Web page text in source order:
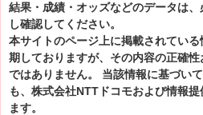
結果・成績・オッズなどのデータは
し確認してください。
本サイトのページ上に掲載されてい
期しておりますが、その内容の正確
ではありません。 当該情報に基づい
も、株式会社NTTドコモおよび情報
ます。